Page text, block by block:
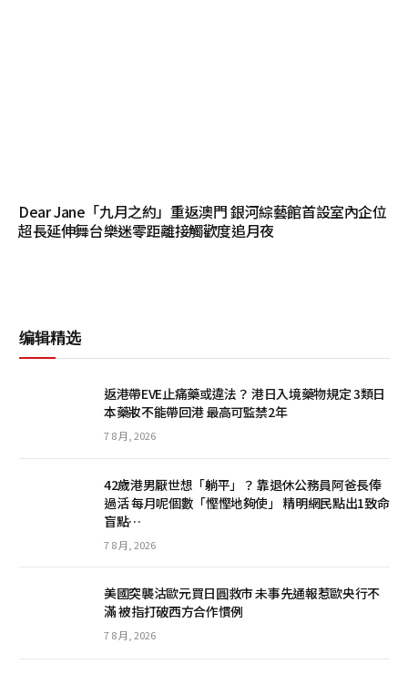
Dear Jane「九月之約」重返澳門 銀河綜藝館首設室內企位
超長延伸舞台樂迷零距離接觸歡度追月夜
编辑精选
返港帶EVE止痛藥或違法？ 港日入境藥物規定 3類日
本藥妝不能帶回港 最高可監禁2年
7 8 月, 2026
42歲港男厭世想「躺平」？ 靠退休公務員阿爸長俸
過活 每月呢個數「慳慳地夠使」 精明網民點出1致命
盲點…
7 8 月, 2026
美國突襲沽歐元買日圓救市 未事先通報惹歐央行不
滿 被指打破西方合作慣例
7 8 月, 2026